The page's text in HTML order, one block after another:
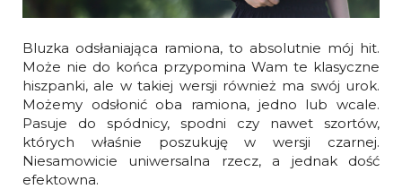
Bluzka odsłaniająca ramiona, to absolutnie mój hit.
Może nie do końca przypomina Wam te klasyczne
hiszpanki, ale w takiej wersji również ma swój urok.
Możemy odsłonić oba ramiona, jedno lub wcale.
Pasuje do spódnicy, spodni czy nawet szortów,
których właśnie poszukuję w wersji czarnej.
Niesamowicie uniwersalna rzecz, a jednak dość
efektowna.